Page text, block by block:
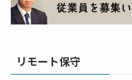
リモート保守